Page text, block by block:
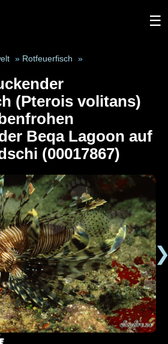
☰
» Rotfeuerfisch »
(Pterois volitans)
Beqa Lagoon auf
(00017867)